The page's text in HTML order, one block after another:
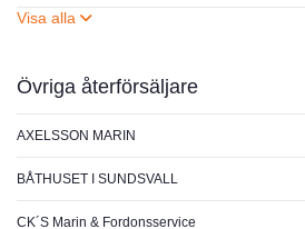
Övriga återförsäljare
AXELSSON MARIN
BÅTHUSET I SUNDSVALL
CK´S Marin & Fordonsservice